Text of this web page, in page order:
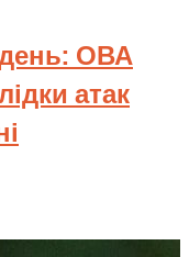
день: ОВА
атак